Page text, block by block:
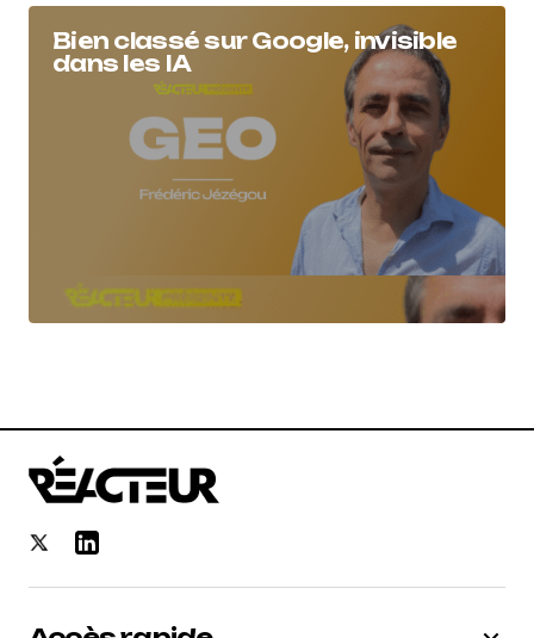
Bien classé sur Google, invisible
dans les IA